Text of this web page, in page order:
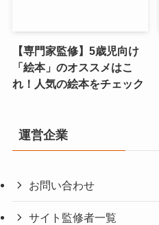
【専門家監修】5歳児向け
「絵本」のオススメはこ
れ！人気の絵本をチェック
運営企業
お問い合わせ
サイト監修者一覧